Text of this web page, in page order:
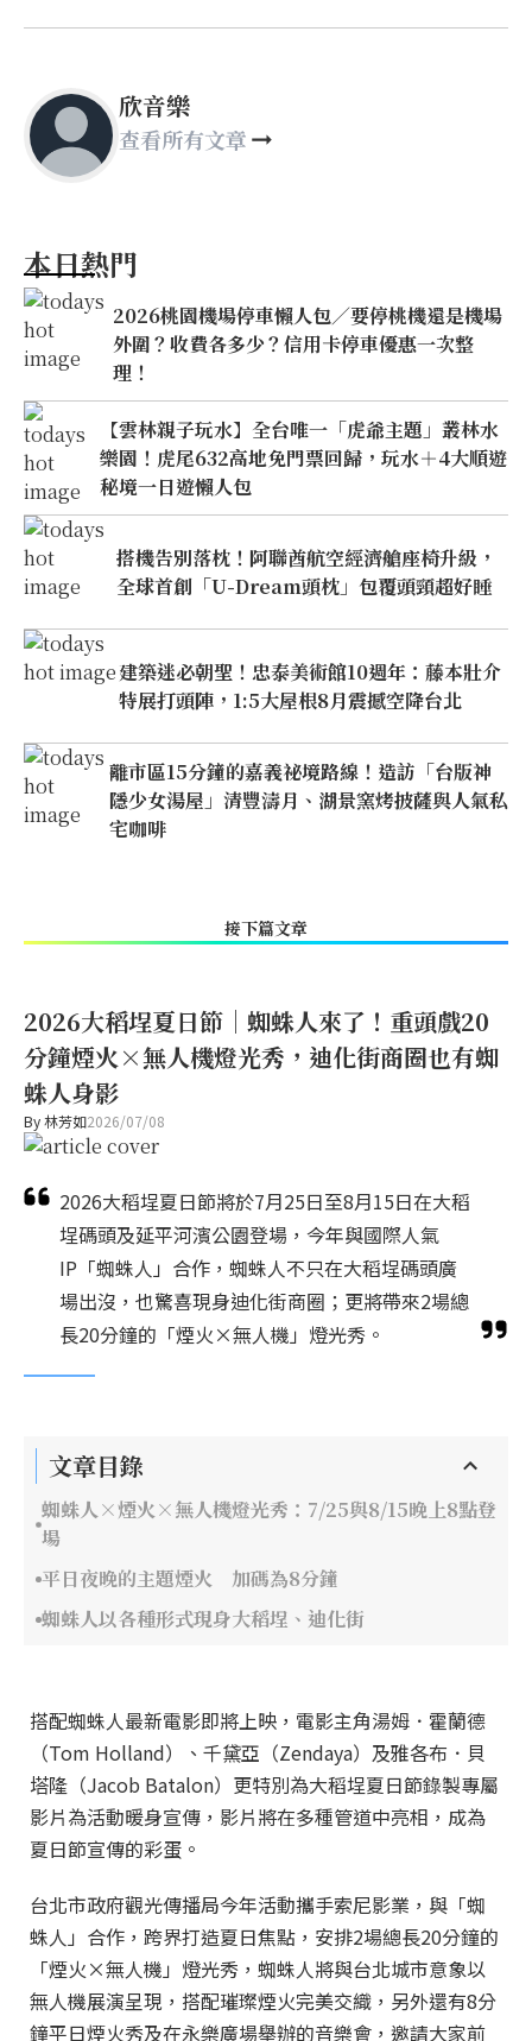
欣音樂
查看所有文章
本日熱門
2026桃園機場停車懶人包／要停桃機還是機場
外圍？收費各多少？信用卡停車優惠一次整
理！
【雲林親子玩水】全台唯一「虎爺主題」叢林水
樂園！虎尾632高地免門票回歸，玩水＋4大順遊
秘境一日遊懶人包
搭機告別落枕！阿聯酋航空經濟艙座椅升級，
全球首創「U-Dream頭枕」包覆頭頸超好睡
建築迷必朝聖！忠泰美術館10週年：藤本壯介
特展打頭陣，1:5大屋根8月震撼空降台北
離市區15分鐘的嘉義祕境路線！造訪「台版神
隱少女湯屋」清豐濤月、湖景窯烤披薩與人氣私
宅咖啡
接下篇文章
2026大稻埕夏日節｜蜘蛛人來了！重頭戲20
分鐘煙火×無人機燈光秀，迪化街商圈也有蜘
蛛人身影
By林芳如2026/07/08
2026大稻埕夏日節將於7月25日至8月15日在大稻
埕碼頭及延平河濱公園登場，今年與國際人氣
IP「蜘蛛人」合作，蜘蛛人不只在大稻埕碼頭廣
場出沒，也驚喜現身迪化街商圈；更將帶來2場總
長20分鐘的「煙火×無人機」燈光秀。
文章目錄
蜘蛛人×煙火×無人機燈光秀：7/25與8/15晚上8點登
場
平日夜晚的主題煙火 加碼為8分鐘
蜘蛛人以各種形式現身大稻埕、迪化街
搭配蜘蛛人最新電影即將上映，電影主角湯姆．霍蘭德
（Tom Holland）、千黛亞（Zendaya）及雅各布．貝
塔隆（Jacob Batalon）更特別為大稻埕夏日節錄製專屬
影片為活動暖身宣傳，影片將在多種管道中亮相，成為
夏日節宣傳的彩蛋。
台北市政府觀光傳播局今年活動攜手索尼影業，與「蜘
蛛人」合作，跨界打造夏日焦點，安排2場總長20分鐘的
「煙火×無人機」燈光秀，蜘蛛人將與台北城市意象以
無人機展演呈現，搭配璀璨煙火完美交織，另外還有8分
鐘平日煙火秀及在永樂廣場舉辦的音樂會，邀請大家前